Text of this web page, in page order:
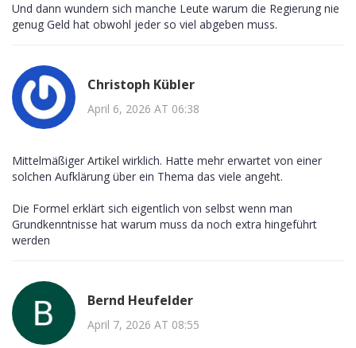
Und dann wundern sich manche Leute warum die Regierung nie
genug Geld hat obwohl jeder so viel abgeben muss.
Christoph Kübler
April 6, 2026 AT 06:38
Mittelmäßiger Artikel wirklich. Hatte mehr erwartet von einer
solchen Aufklärung über ein Thema das viele angeht.
Die Formel erklärt sich eigentlich von selbst wenn man
Grundkenntnisse hat warum muss da noch extra hingeführt
werden
Bernd Heufelder
April 7, 2026 AT 08:55